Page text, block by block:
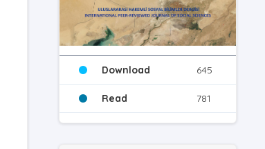
Download 645
Read 781